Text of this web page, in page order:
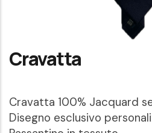
Cravatta
Cravatta 100% Jacquard
Disegno esclusivo